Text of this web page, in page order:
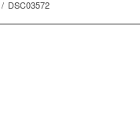
/ DSC03572